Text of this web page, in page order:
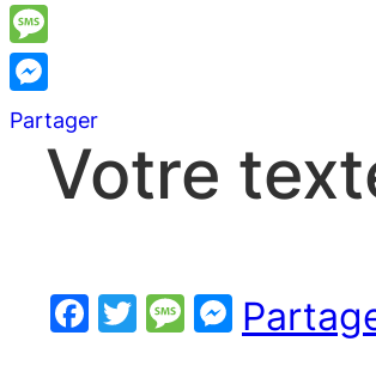
Votre
Facebook
Twitter
Message
Twitter
Message
Messenger
Partager